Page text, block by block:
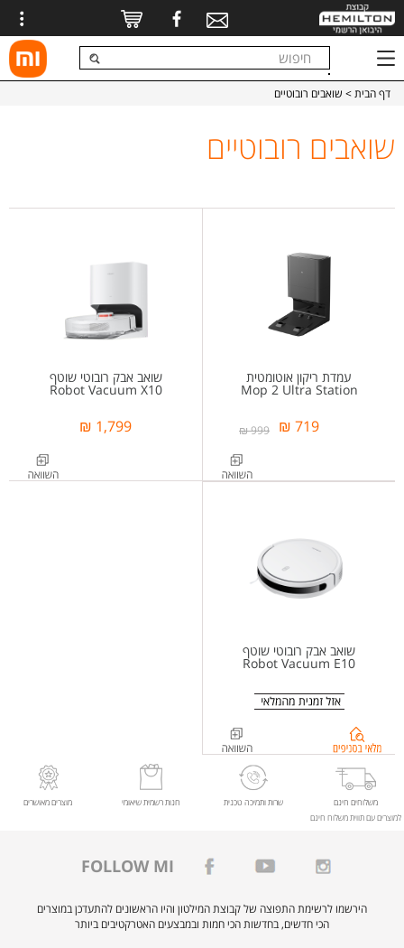
דף הבית> שואבים רובוטיים
שואבים רובוטיים
עמדת ריקון אוטומטית
Mop 2 Ultra Station
719 ₪
999 ₪
שואב אבק רובוטי שוטף
Robot Vacuum X10
1,799 ₪
שואב אבק רובוטי שוטף
Robot Vacuum E10
מלאי
%d7%a9%d7%95%d7%90%d7%91+%d7%90%d7%91%d7%a7+%d7%a8%d7%95%d7%91%d7%95%d7%98%d7%99+%d7%a9%d7%95%d7%98%d7%a3+%d7%a9%d7%99%d7%90%d7%95%d7%9e%d7%99+%d7%93%d7%92%d7%9d+Xiaomi+Robot+Vacuum+E10
משלוחים חינם
למוצרים עם תווית משלוח חינם
שרות ותמיכה טכנית חנות רשמית שיאומי מוצרים מאושרים
FOLLOW MI
הירשמו לרשימת התפוצה של קבוצת המילטון והיו הראשונים להתעדכן במוצרים
הכי חדשים, בחדשות הכי חמות ובמבצעים האטרקטיבים ביותר